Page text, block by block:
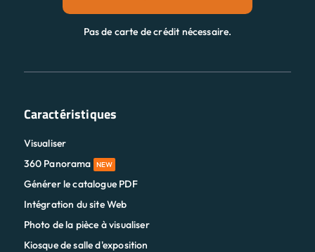
Pas de carte de crédit nécessaire.
Caractéristiques
Visualiser
360 Panorama
NEW
Générer le catalogue PDF
Intégration du site Web
Photo de la pièce à visualiser
Kiosque de salle d'exposition